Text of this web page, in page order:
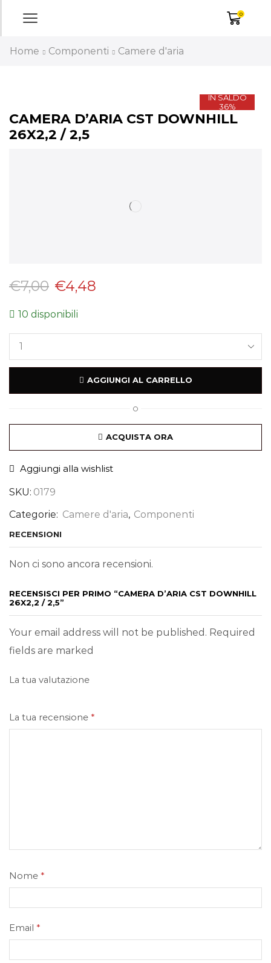
0
Home Componenti Camere d'aria
IN SALDO
36%
CAMERA D’ARIA CST DOWNHILL
26X2,2 / 2,5
€7,00 €4,48
10 disponibili
AGGIUNGI AL CARRELLO
O
ACQUISTA ORA
Aggiungi alla wishlist
SKU: 0179
Categorie: Camere d'aria, Componenti
RECENSIONI
Non ci sono ancora recensioni.
RECENSISCI PER PRIMO “CAMERA D’ARIA CST DOWNHILL
26X2,2 / 2,5”
Your email address will not be published. Required
fields are marked
La tua valutazione
La tua recensione *
Nome *
Email *